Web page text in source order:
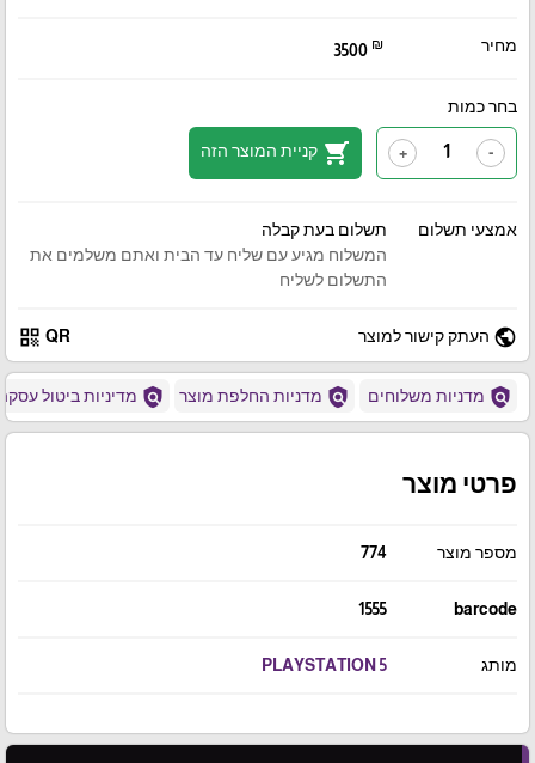
מחיר 3500 ₪
בחר כמות
-
+
shopping_cart קניית המוצר הזה
אמצעי תשלום
תשלום בעת קבלה
המשלוח מגיע עם שליח עד הבית ואתם משלמים את
התשלום לשליח
public העתק קישור למוצר QR
qr_code
policy מדניות משלוחים policy מדניות החלפת מוצר policy מדיניות ביטול
פרטי מוצר
מספר מוצר 774
barcode
1555
מותג PLAYSTATION 5